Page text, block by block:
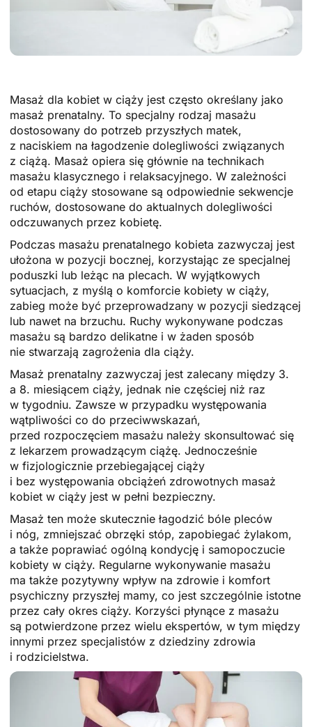
Masaż dla kobiet w ciąży jest często określany jako
masaż prenatalny. To specjalny rodzaj masażu
dostosowany do potrzeb przyszłych matek,
z naciskiem na łagodzenie dolegliwości związanych
z ciążą. Masaż opiera się głównie na technikach
masażu klasycznego i relaksacyjnego. W zależności
od etapu ciąży stosowane są odpowiednie sekwencje
ruchów, dostosowane do aktualnych dolegliwości
odczuwanych przez kobietę.
Podczas masażu prenatalnego kobieta zazwyczaj jest
ułożona w pozycji bocznej, korzystając ze specjalnej
poduszki lub leżąc na plecach. W wyjątkowych
sytuacjach, z myślą o komforcie kobiety w ciąży,
zabieg może być przeprowadzany w pozycji siedzącej
lub nawet na brzuchu. Ruchy wykonywane podczas
masażu są bardzo delikatne i w żaden sposób
nie stwarzają zagrożenia dla ciąży.
Masaż prenatalny zazwyczaj jest zalecany między 3.
a 8. miesiącem ciąży, jednak nie częściej niż raz
w tygodniu. Zawsze w przypadku występowania
wątpliwości co do przeciwwskazań,
przed rozpoczęciem masażu należy skonsultować się
z lekarzem prowadzącym ciążę. Jednocześnie
w fizjologicznie przebiegającej ciąży
i bez występowania obciążeń zdrowotnych masaż
kobiet w ciąży jest w pełni bezpieczny.
Masaż ten może skutecznie łagodzić bóle pleców
i nóg, zmniejszać obrzęki stóp, zapobiegać żylakom,
a także poprawiać ogólną kondycję i samopoczucie
kobiety w ciąży. Regularne wykonywanie masażu
ma także pozytywny wpływ na zdrowie i komfort
psychiczny przyszłej mamy, co jest szczególnie istotne
przez cały okres ciąży. Korzyści płynące z masażu
są potwierdzone przez wielu ekspertów, w tym między
innymi przez specjalistów z dziedziny zdrowia
i rodzicielstwa.